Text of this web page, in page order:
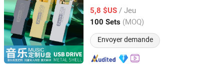
5,8 $US / Jeu
100 Sets (MOQ)
Envoyer demande
Zhejiang, China Depuis 2025